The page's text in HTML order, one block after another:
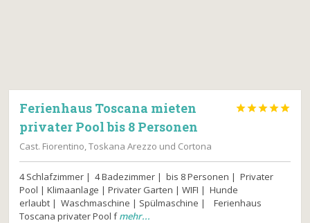
Ferienhaus Toscana mieten
privater Pool bis 8 Personen

Cast. Fiorentino, Toskana Arezzo und Cortona
4 Schlafzimmer | 4 Badezimmer | bis 8 Personen | Privater
Pool | Klimaanlage | Privater Garten | WIFI | Hunde
erlaubt | Waschmaschine | Spülmaschine | Ferienhaus
Toscana privater Pool fmehr...